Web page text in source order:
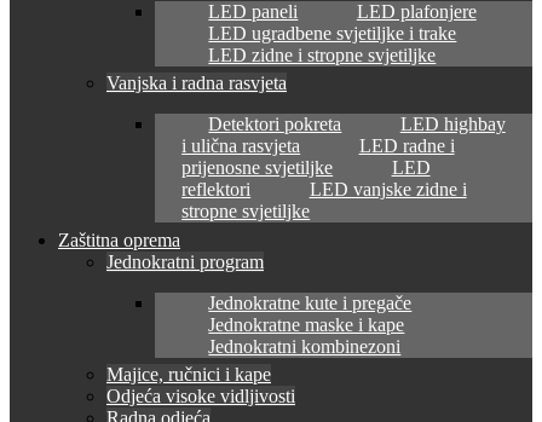
LED paneli
LED plafonjere
LED ugradbene svjetiljke i trake
LED zidne i stropne svjetiljke
Vanjska i radna rasvjeta
Detektori pokreta
LED highbay
i ulična rasvjeta
LED radne i
prijenosne svjetiljke
LED
reflektori
LED vanjske zidne i
stropne svjetiljke
Zaštitna oprema
Jednokratni program
Jednokratne kute i pregače
Jednokratne maske i kape
Jednokratni kombinezoni
Majice, ručnici i kape
Odjeća visoke vidljivosti
Radna odjeća